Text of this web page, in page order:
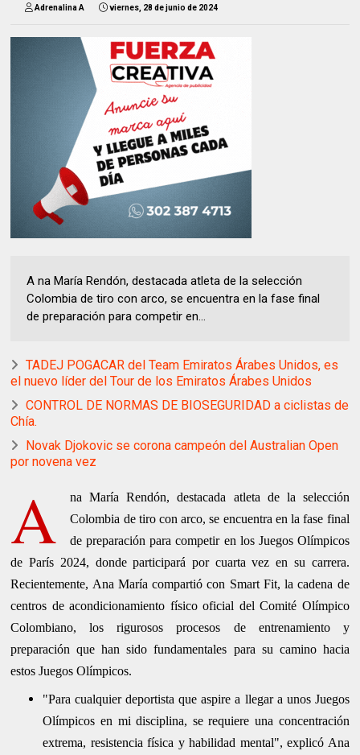
Adrenalina A viernes, 28 de junio de 2024
A na María Rendón, destacada atleta de la selección
Colombia de tiro con arco, se encuentra en la fase final
de preparación para competir en...
TADEJ POGACAR del Team Emiratos Árabes Unidos, es
el nuevo líder del Tour de los Emiratos Árabes Unidos
CONTROL DE NORMAS DE BIOSEGURIDAD a ciclistas de
Chía.
Novak Djokovic se corona campeón del Australian Open
por novena vez
A
na María Rendón, destacada atleta de la selección
Colombia de tiro con arco, se encuentra en la fase final
de preparación para competir en los Juegos Olímpicos
de París 2024, donde participará por cuarta vez en su carrera.
Recientemente, Ana María compartió con Smart Fit, la cadena de
centros de acondicionamiento físico oficial del Comité Olímpico
Colombiano, los rigurosos procesos de entrenamiento y
preparación que han sido fundamentales para su camino hacia
estos Juegos Olímpicos.
"Para cualquier deportista que aspire a llegar a unos Juegos
Olímpicos en mi disciplina, se requiere una concentración
extrema, resistencia física y habilidad mental", explicó Ana